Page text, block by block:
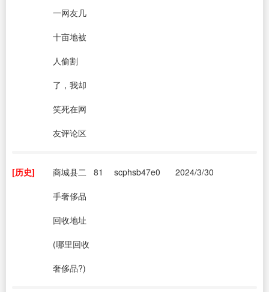
一网友几
十亩地被
人偷割
了，我却
笑死在网
友评论区
[历史]
商城县二
手奢侈品
回收地址
(哪里回收
奢侈品?)
81 scphsb47e0 2024/3/30